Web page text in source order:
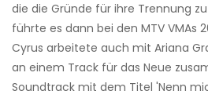
die die Gründe für ihre Trennung
führte es dann bei den MTV VMAs
Cyrus arbeitete auch mit Ariana
an einem Track für das Neue
Soundtrack mit dem Titel 'Nenn